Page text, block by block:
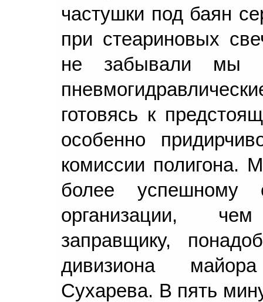
частушки под баян
при стеариновых
не забывали мы
готовясь к
особенно
комиссии полигона.
более успешному
организации,
заправщику,
дивизиона
Сухарева. В пять